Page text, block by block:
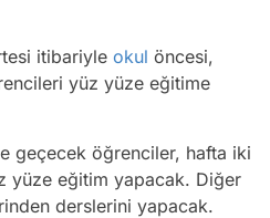
itibariyle okul öncesi,
yüz yüze eğitime
geçecek öğrenciler, hafta iki
yüze eğitim yapacak. Diğer
derslerini yapacak.